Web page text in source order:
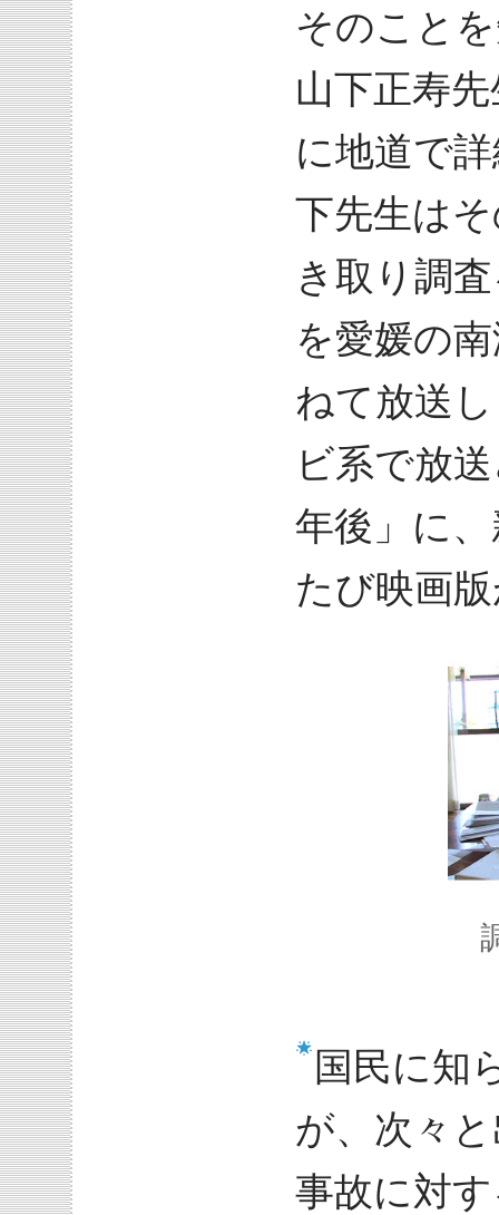
そのこと
山下正寿
に地道で
下先生は
き取り調
を愛媛の
ねて放送
ビ系で放
年後」に
たび映画
国民に知
が、次々
事故に対